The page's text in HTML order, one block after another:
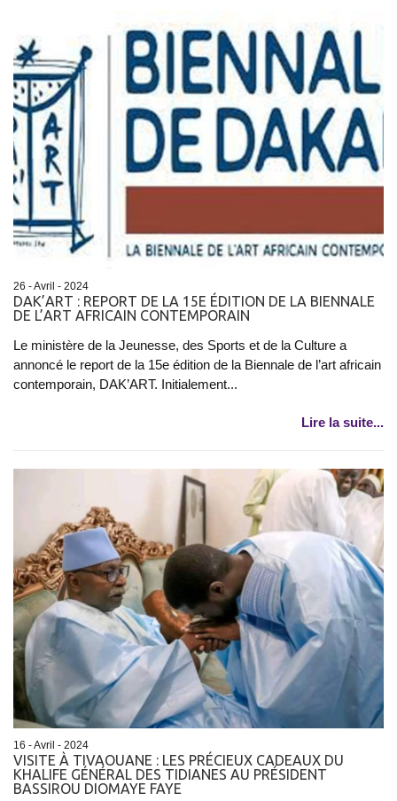
26 - Avril - 2024
DAK’ART : REPORT DE LA 15E ÉDITION DE LA BIENNALE
DE L’ART AFRICAIN CONTEMPORAIN
Le ministère de la Jeunesse, des Sports et de la Culture a
annoncé le report de la 15e édition de la Biennale de l’art africain
contemporain, DAK’ART. Initialement...
Lire la suite...
16 - Avril - 2024
VISITE À TIVAOUANE : LES PRÉCIEUX CADEAUX DU
KHALIFE GÉNÉRAL DES TIDIANES AU PRÉSIDENT
BASSIROU DIOMAYE FAYE